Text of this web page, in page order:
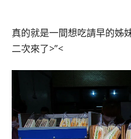
真的就是一間想吃請早的姊
二次來了>”<